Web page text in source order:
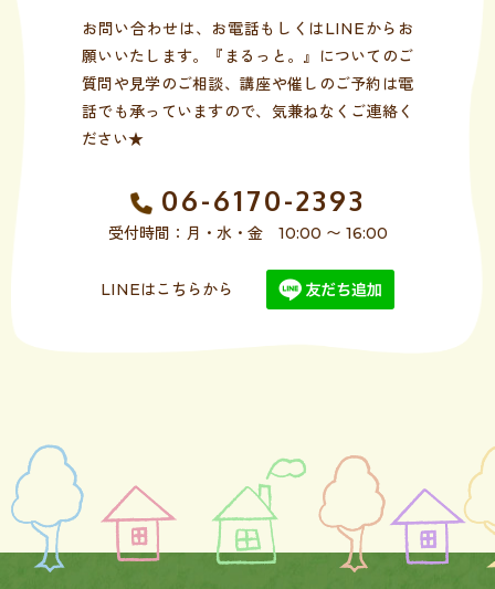
お問い合わせは、お電話もしくはLINEからお
願いいたします。『まるっと。』についてのご
質問や見学のご相談、講座や催しのご予約は電
話でも承っていますので、気兼ねなくご連絡く
ださい★
06-6170-2393
受付時間：月・水・金 10:00 〜 16:00
LINEはこちらから